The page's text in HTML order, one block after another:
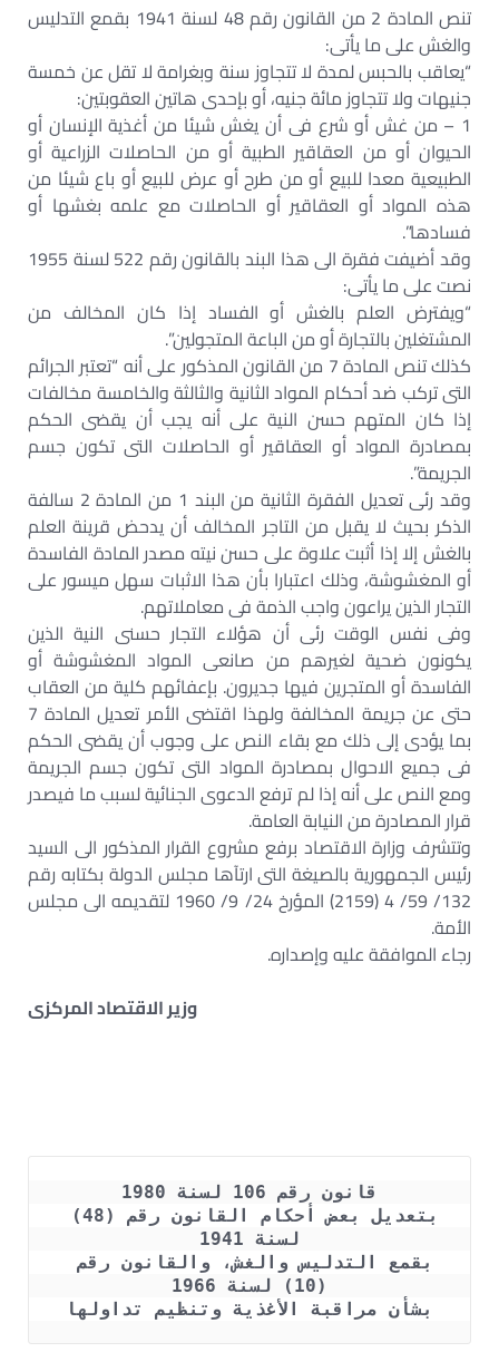
تنص المادة 2 من القانون رقم 48 لسنة 1941 بقمع التدليس
والغش على ما يأتى:
“يعاقب بالحبس لمدة لا تتجاوز سنة وبغرامة لا تقل عن خمسة
جنيهات ولا تتجاوز مائة جنيه، أو بإحدى هاتين العقوبتين:
1 – من غش أو شرع فى أن يغش شيئا من أغذية الإنسان أو
الحيوان أو من العقاقير الطبية أو من الحاصلات الزراعية أو
الطبيعية معدا للبيع أو من طرح أو عرض للبيع أو باع شيئا من
هذه المواد أو العقاقير أو الحاصلات مع علمه بغشها أو
فسادها”.
وقد أضيفت فقرة الى هذا البند بالقانون رقم 522 لسنة 1955
نصت على ما يأتى:
“ويفترض العلم بالغش أو الفساد إذا كان المخالف من
المشتغلين بالتجارة أو من الباعة المتجولين”.
كذلك تنص المادة 7 من القانون المذكور على أنه “تعتبر الجرائم
التى تركب ضد أحكام المواد الثانية والثالثة والخامسة مخالفات
إذا كان المتهم حسن النية على أنه يجب أن يقضى الحكم
بمصادرة المواد أو العقاقير أو الحاصلات التى تكون جسم
الجريمة”.
وقد رئى تعديل الفقرة الثانية من البند 1 من المادة 2 سالفة
الذكر بحيث لا يقبل من التاجر المخالف أن يدحض قرينة العلم
بالغش إلا إذا أثبت علاوة على حسن نيته مصدر المادة الفاسدة
أو المغشوشة، وذلك اعتبارا بأن هذا الاثبات سهل ميسور على
التجار الذين يراعون واجب الذمة فى معاملاتهم.
وفى نفس الوقت رئى أن هؤلاء التجار حسنى النية الذين
يكونون ضحية لغيرهم من صانعى المواد المغشوشة أو
الفاسدة أو المتجرين فيها جديرون. بإعفائهم كلية من العقاب
حتى عن جريمة المخالفة ولهذا اقتضى الأمر تعديل المادة 7
بما يؤدى إلى ذلك مع بقاء النص على وجوب أن يقضى الحكم
فى جميع الاحوال بمصادرة المواد التى تكون جسم الجريمة
ومع النص على أنه إذا لم ترفع الدعوى الجنائية لسبب ما فيصدر
قرار المصادرة من النيابة العامة.
وتتشرف وزارة الاقتصاد برفع مشروع القرار المذكور الى السيد
رئيس الجمهورية بالصيغة التى ارتآها مجلس الدولة بكتابه رقم
132/ 59/ 4 (2159) المؤرخ 24/ 9/ 1960 لتقديمه الى مجلس
الأمة.
رجاء الموافقة عليه وإصداره.
وزير الاقتصاد المركزى
قانون رقم 106 لسنة 1980
لسنة 1941
(10) لسنة 1966
بشأن مراقبة الأغذية وتنظيم تداولها